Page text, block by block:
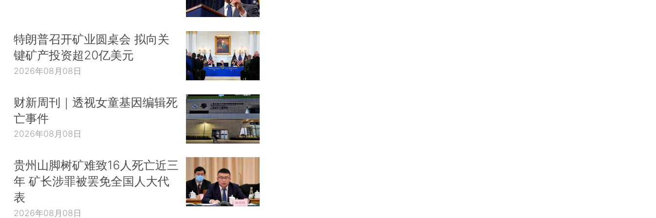
特朗普召开矿业圆桌会 拟向关
键矿产投资超20亿美元
2026年08月08日
财新周刊｜透视女童基因编辑死
亡事件
2026年08月08日
贵州山脚树矿难致16人死亡近三
年 矿长涉罪被罢免全国人大代
表
2026年08月08日